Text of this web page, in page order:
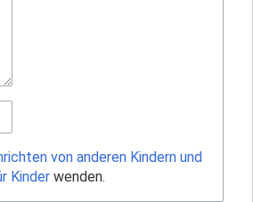
von anderen Kindern und
Kinder wenden.